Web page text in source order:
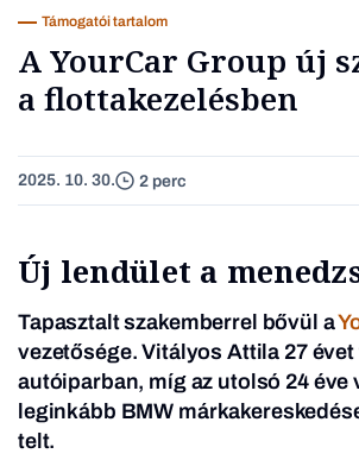
Üzlet
Támogatói tartalom
A YourCar Group új
a flottakezelésben
2025. 10. 30. 2 perc
Új lendület a
Tapasztalt szakemberrel bővül a
vezetősége. Vitályos Attila 27
autóiparban, míg az utolsó 24 éve
leginkább BMW
telt.